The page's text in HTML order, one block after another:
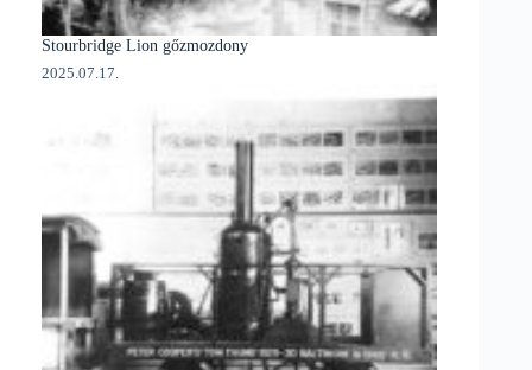
Stourbridge Lion gőzmozdony
2025.07.17.